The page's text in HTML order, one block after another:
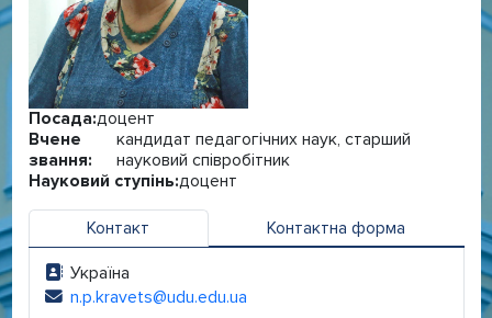
Посада:доцент
Вчене
звання:
кандидат педагогічних наук, старший
науковий співробітник
Науковий ступінь:доцент
Контакт Контактна форма
Адреса:
Україна
Електронна адреса:
n.p.kravets@udu.edu.ua